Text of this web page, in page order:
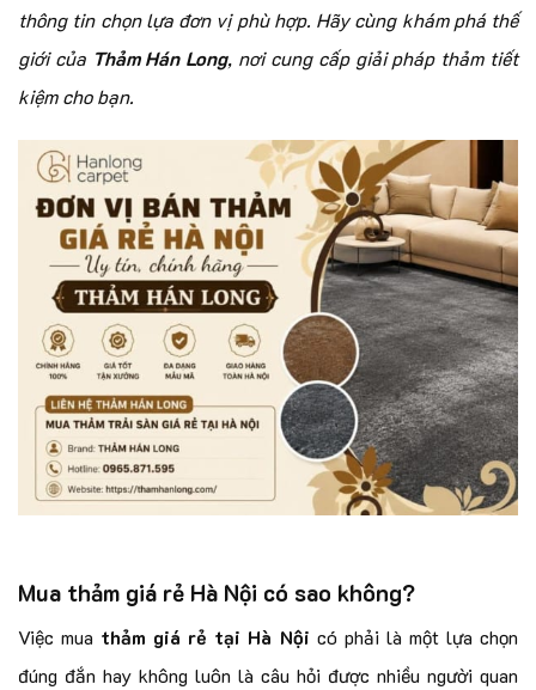
thông tin chọn lựa đơn vị phù hợp. Hãy cùng khám phá thế
giới của Thảm Hán Long, nơi cung cấp giải pháp thảm tiết
kiệm cho bạn.
Mua thảm giá rẻ Hà Nội có sao không?
Việc mua thảm giá rẻ tại Hà Nội có phải là một lựa chọn
đúng đắn hay không luôn là câu hỏi được nhiều người quan